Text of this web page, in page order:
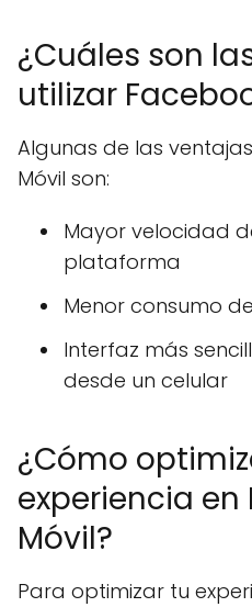
¿Cuáles son
utilizar
Algunas de las
Móvil son:
Mayor velocidad
plataforma
Menor consumo
Interfaz más
desde un celular
¿Cómo
experiencia en
Móvil?
Para optimizar tu